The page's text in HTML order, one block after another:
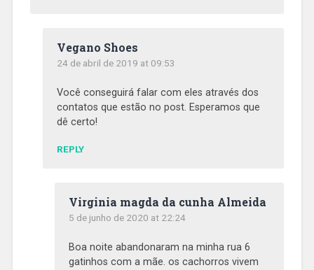
Vegano Shoes
24 de abril de 2019 at 09:53
Você conseguirá falar com eles através dos
contatos que estão no post. Esperamos que
dê certo!
REPLY
Virginia magda da cunha Almeida
5 de junho de 2020 at 22:24
Boa noite abandonaram na minha rua 6
gatinhos com a mãe. os cachorros vivem